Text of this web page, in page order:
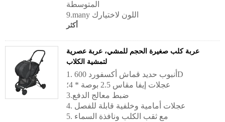
المتوسطة
9.many اللون لاختيارك
أكثر
عربة كلب صغيرة الحجم للمشي، عربة عصرية
لتمشية الكلاب
1. أنبوب حديد قماش أكسفورد 600D
عجلات إيفا مقاس 2.5 بوصة * 4؛
3.ضبط معالج الدفع
4. عجلات أمامية وخلفية قابلة للفصل
5. مع ثقب الكلب ونافذة السماء